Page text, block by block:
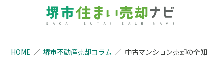
HOME 堺市不動産売却コラム
中古マンション売却の全知